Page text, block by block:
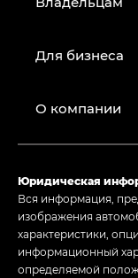
Для бизнеса
О компании
Юридическая
Вся информация,
изображения
характеристики,
информационный
определяемой